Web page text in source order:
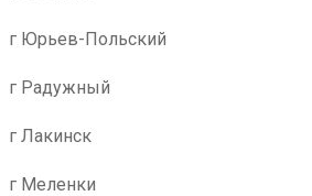
г Юрьев-Польский
г Радужный
г Лакинск
г Меленки